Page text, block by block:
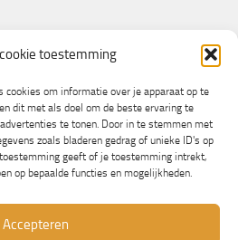
toestemming
cookies om informatie over je apparaat op te
dit met als doel om de beste ervaring te
te tonen. Door in te stemmen met
zoals bladeren gedrag of unieke ID's op
geeft of je toestemming intrekt,
op bepaalde functies en mogelijkheden.
Accepteren